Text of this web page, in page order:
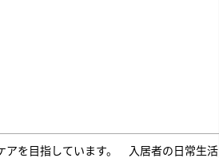
アを目指しています。 入居者の日常生活